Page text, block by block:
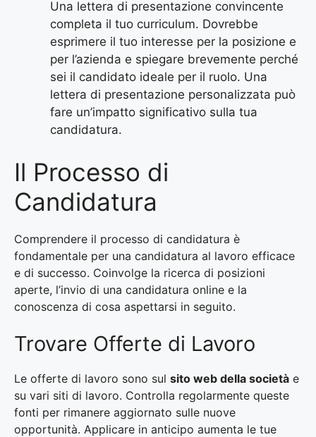
Una lettera di presentazione convincente
completa il tuo curriculum. Dovrebbe
esprimere il tuo interesse per la posizione e
per l’azienda e spiegare brevemente perché
sei il candidato ideale per il ruolo. Una
lettera di presentazione personalizzata può
fare un’impatto significativo sulla tua
candidatura.
Il Processo di
Candidatura
Comprendere il processo di candidatura è
fondamentale per una candidatura al lavoro efficace
e di successo. Coinvolge la ricerca di posizioni
aperte, l’invio di una candidatura online e la
conoscenza di cosa aspettarsi in seguito.
Trovare Offerte di Lavoro
Le offerte di lavoro sono sul sito web della società e
su vari siti di lavoro. Controlla regolarmente queste
fonti per rimanere aggiornato sulle nuove
opportunità. Applicare in anticipo aumenta le tue